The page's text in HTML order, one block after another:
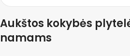
Aukštos kokybės
namams